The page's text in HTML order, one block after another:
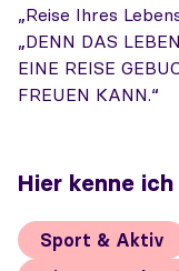
„Reise Ihres
„DENN DAS
EINE REISE
FREUEN KANN.“
Hier kenne
Sport & Aktiv